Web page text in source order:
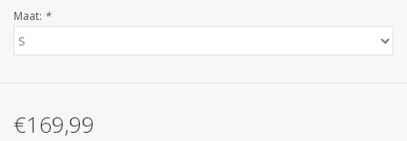
Maat: *
€169,99